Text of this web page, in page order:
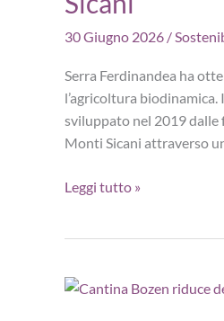
stress
idrico
falda
della
murgia
30 Giugno 2026 /
Serra Ferdinandea ha
l’agricoltura
sviluppato nel 2019 dalle
Monti Sicani attraverso
Serra
certificazione
Demeter:
Leggi tutto »